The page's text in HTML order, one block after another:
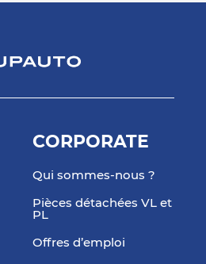
CORPORATE
Qui sommes-nous ?
Pièces détachées VL et
PL
Offres d’emploi